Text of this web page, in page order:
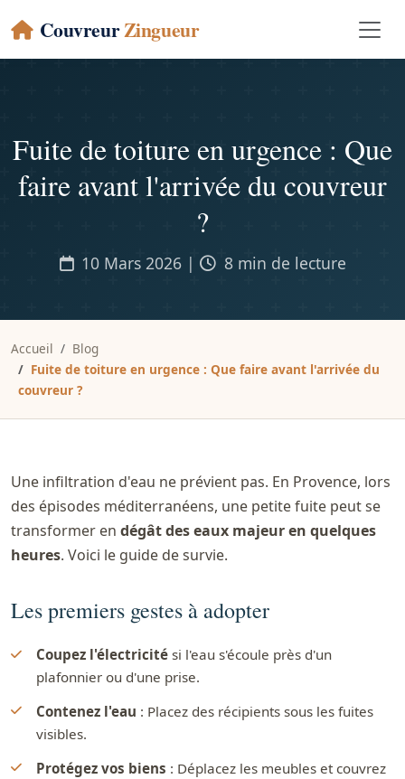
CouvreurZingueur
Fuite de toiture en urgence : Que
faire avant l'arrivée du couvreur
?
10 Mars 2026 | 8 min de lecture
Accueil
Blog
Fuite de toiture en urgence : Que faire avant l'arrivée du
couvreur ?
Une infiltration d'eau ne prévient pas. En Provence, lors
des épisodes méditerranéens, une petite fuite peut se
transformer en dégât des eaux majeur en quelques
heures. Voici le guide de survie.
Les premiers gestes à adopter
Coupez l'électricité si l'eau s'écoule près d'un
plafonnier ou d'une prise.
Contenez l'eau : Placez des récipients sous les fuites
visibles.
Protégez vos biens : Déplacez les meubles et couvrez